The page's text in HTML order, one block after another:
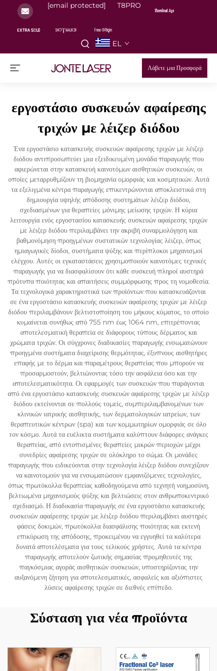
[email protected] T8PRO
EL
Λάβετε μια Προσφορά
εργοστάσιο συσκευών αφαίρεσης
τριχών με λέιζερ διόδου
Ένα εργοστάσιο κατασκευής συσκευών αφαίρεσης τριχών με λέιζερ
διόδου αντιπροσωπεύει μια εξειδικευμένη μονάδα παραγωγής που
αφιερώνεται στην κατασκευή καινοτόμων αισθητικών συσκευών, οι
οποίες μεταρρυθμίζουν τη βιομηχανία ομορφιάς και κοσμητικών. Αυτά
τα εξελιγμένα κέντρα παραγωγής επικεντρώνονται αποκλειστικά στη
δημιουργία υψηλής απόδοσης συστημάτων λέιζερ διόδου,
σχεδιασμένων για θεραπείες μόνιμης μείωσης τριχών. Η κύρια
λειτουργία ενός εργοστασίου κατασκευής συσκευών αφαίρεσης τριχών
με λέιζερ διόδου περιλαμβάνει την ακριβή συναρμολόγηση και
βαθμονόμηση προηγμένων συστατικών τεχνολογίας λέιζερ, όπως
ημιαγωγικές δίοδοι, συστήματα ψύξης και περίπλοκοι μηχανισμοί
ελέγχου. Αυτές οι εγκαταστάσεις χρησιμοποιούν καινοτόμες τεχνικές
παραγωγής για να διασφαλίσουν ότι κάθε συσκευή πληροί αυστηρά
πρότυπα ποιότητας και απαιτήσεις συμμόρφωσης προς τη νομοθεσία.
Τα τεχνολογικά χαρακτηριστικά των προϊόντων που κατασκευάζονται
σε ένα εργοστάσιο κατασκευής συσκευών αφαίρεσης τριχών με λέιζερ
διόδου περιλαμβάνουν βελτιστοποίηση του μήκους κύματος, το οποίο
κυμαίνεται συνήθως από 755 nm έως 1064 nm, επιτρέποντας
αποτελεσματική θεραπεία σε διάφορους τύπους δέρματος και
χρώματα τριχών. Οι σύγχρονες διαδικασίες παραγωγής ενσωματώνουν
προηγμένα συστήματα διαχείρισης θερμότητας, έξυπνους αισθητήρες
επαφής με το δέρμα και παραμέτρους θεραπείας που μπορούν να
προσαρμοστούν, βελτιώνοντας τόσο την ασφάλεια όσο και την
αποτελεσματικότητα. Οι εφαρμογές των συσκευών που παράγονται
από ένα εργοστάσιο κατασκευής συσκευών αφαίρεσης τριχών με λέιζερ
διόδου εκτείνονται σε πολλούς τομείς, συμπεριλαμβανομένων των
κλινικών ιατρικής αισθητικής, των δερματολογικών ιατρείων, των
θεραπευτικών κέντρων (spa) και των κομμωτηρίων ομορφιάς σε όλο
τον κόσμο. Αυτά τα ευέλικτα συστήματα καλύπτουν διάφορες ανάγκες
θεραπείας, από εντοπισμένες θεραπείες μικρών περιοχών μέχρι
συνεδρίες αφαίρεσης τριχών σε ολόκληρο το σώμα. Οι μονάδες
παραγωγής που ειδικεύονται στην τεχνολογία λέιζερ διόδου συνεχίζουν
να καινοτομούν για να ενσωματώσουν εμφανιζόμενες τεχνολογίες,
όπως πρωτόκολλα θεραπείας καθοδηγούμενα από τεχνητή νοημοσύνη,
βελτιωμένα μηχανισμούς ψύξης και βελτιώσεις στον ανθρωποκεντρικό
σχεδιασμό. Η διαδικασία παραγωγής σε ένα εργοστάσιο κατασκευής
συσκευών αφαίρεσης τριχών με λέιζερ διόδου περιλαμβάνει αυστηρές
φάσεις δοκιμών, πρωτόκολλα διασφάλισης ποιότητας και εκτενή
επικύρωση της απόδοσης, προκειμένου να εγγυηθεί τα καλύτερα
δυνατά αποτελέσματα για τους τελικούς χρήστες. Αυτά τα κέντρα
παραγωγής αποτελούν ζωτικής σημασίας προμηθευτές της
παγκόσμιας αγοράς αισθητικών συσκευών, υποστηρίζοντας την
αυξανόμενη ζήτηση για αποτελεσματικές, ασφαλείς και αξιόπιστες
λύσεις αφαίρεσης τριχών σε διεθνές επίπεδο.
Σύσταση για νέα προϊόντα